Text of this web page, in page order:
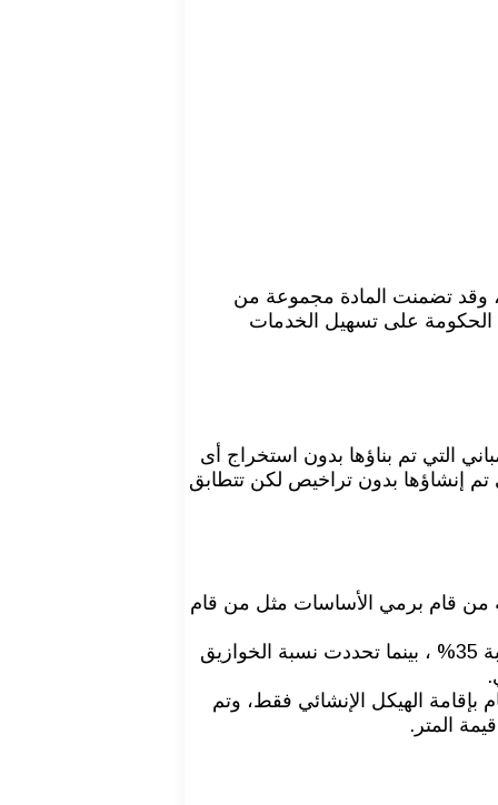
الحكومة مجموعة من التعديلات على المادة العاشرة من اللائحة التنفيذية لقانون التصالح الجديد رقم 1121 لعام 2024، وقد تضمنت المادة مجموعة من
الحكومة على تسهيل الخدمات
وتأتي بنسبة 100% من قيمة المتر المسطح للمباني التي تم بناؤها بدون استخراج أى
50% من إجمالي قيمة المتر للمباني التي تم إنشاؤها بدون تراخيص لكن تتطابق
من قام برمي الأساسات مثل من قام
الأساسات العميقة: جاءت نسبة القواعد العادية بحوالي 15%، أما القواعد المسلحة التي تشمل رقاب الأعمدة والسملات بنسبة 35% ، بينما تحددت نسبة الخوازيق
بإقامة الهيكل الإنشائي فقط، وتم